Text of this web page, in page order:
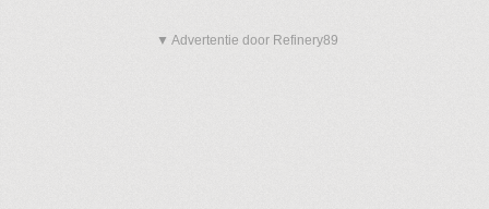
▼ Advertentie door Refinery89